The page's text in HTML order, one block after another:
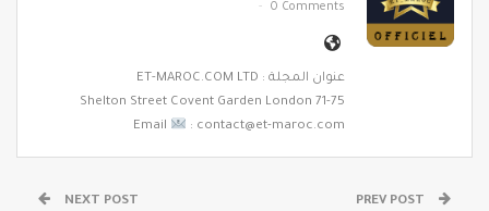
0 Comments
عنوان المجلة : ET-MAROC.COM LTD
71-75 Shelton Street Covent Garden London
Email
: contact@et-maroc.com
NEXT POST